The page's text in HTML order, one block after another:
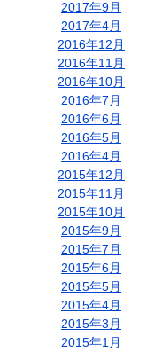
2017年9月
2017年4月
2016年12月
2016年11月
2016年10月
2016年7月
2016年6月
2016年5月
2016年4月
2015年12月
2015年11月
2015年10月
2015年9月
2015年7月
2015年6月
2015年5月
2015年4月
2015年3月
2015年1月